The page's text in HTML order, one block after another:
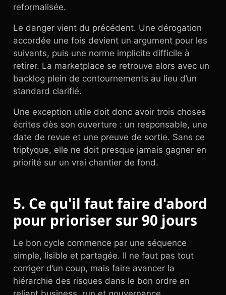
reformalisée.
Le danger vient du précédent. Une dérogation
accordée une fois devient un argument pour les
suivants, puis une norme implicite difficile à
retirer. La marketplace se retrouve alors avec un
backlog plein de contournements au lieu d’un
standard clarifié.
Une exception utile doit donc avoir trois choses
écrites dès son ouverture : un responsable, une
date de revue et une preuve de sortie. Sans ce
triptyque, elle ne doit presque jamais gagner en
priorité sur un vrai chantier de fond.
5. Ce qu'il faut faire d'abord
pour prioriser sur 90 jours
Le bon cycle commence par une séquence
simple, lisible et partagée. Il ne faut pas tout
corriger d’un coup, mais faire avancer la
hiérarchie des risques dans le bon ordre en